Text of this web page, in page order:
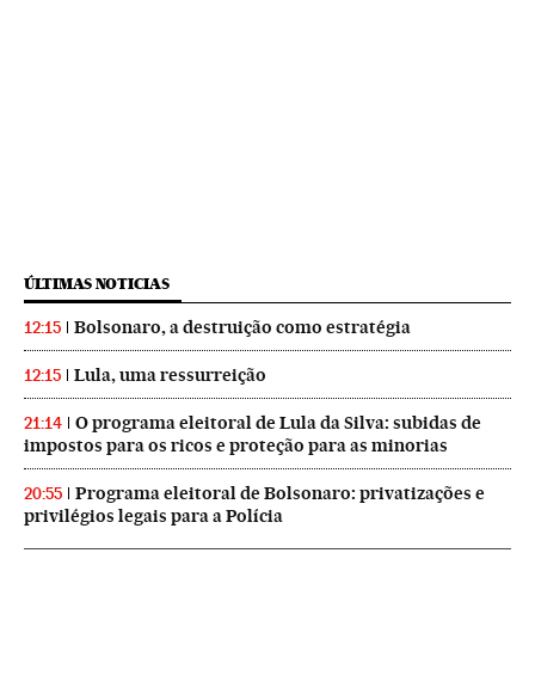
ÚLTIMAS NOTICIAS
12:15 Bolsonaro, a destruição como estratégia
12:15 Lula, uma ressurreição
21:14
O programa eleitoral de Lula da Silva: subidas de
impostos para os ricos e proteção para as minorias
20:55
Programa eleitoral de Bolsonaro: privatizações e
privilégios legais para a Polícia